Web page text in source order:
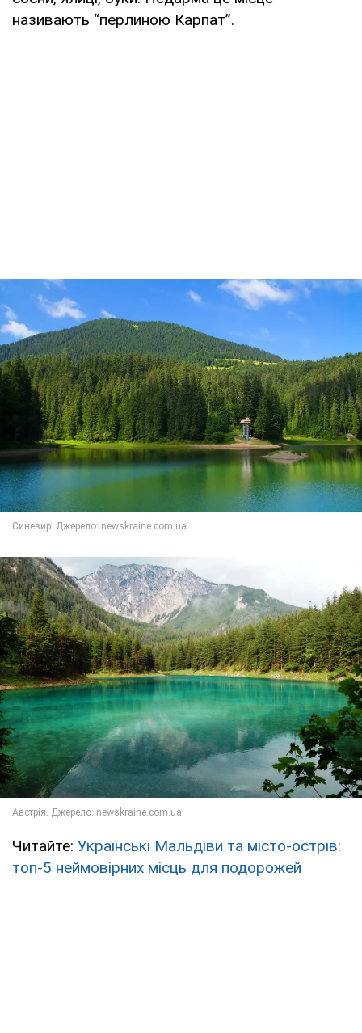
називають “перлиною Карпат”.
Читайте: Українські Мальдіви та місто-острів:
топ-5 неймовірних місць для подорожей